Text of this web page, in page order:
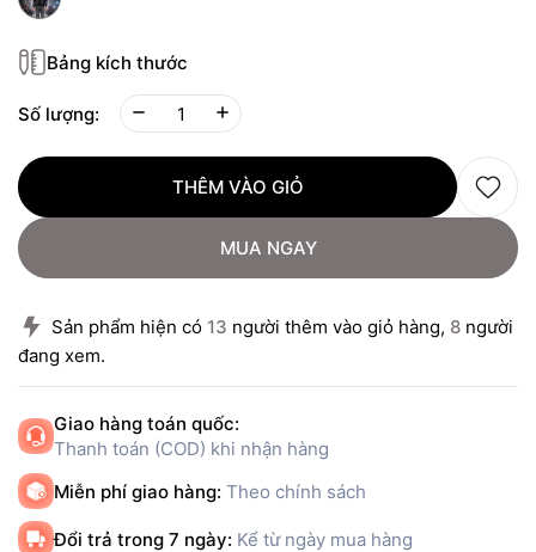
Bảng kích thước
Số lượng:
THÊM VÀO GIỎ
MUA NGAY
Sản phẩm hiện có 13 người thêm vào giỏ hàng, 8 người
đang xem.
Giao hàng toán quốc:
Thanh toán (COD) khi nhận hàng
Miễn phí giao hàng: Theo chính sách
Đổi trả trong 7 ngày: Kể từ ngày mua hàng